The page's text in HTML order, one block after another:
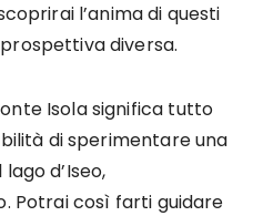
l’anima di questi
diversa.
Isola significa tutto
di sperimentare una
d’Iseo,
Potrai così farti guidare